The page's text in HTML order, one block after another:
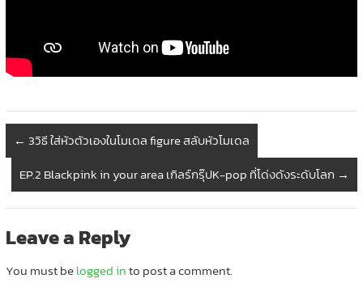
← 3วิธี ใส่หัวตัวเองในโมเดล figure สลับหัวโมเดล
EP.2 Blackpink in your area เกิลร์กรุ๊ปK-pop ที่โด่งดังระดับโลก →
Leave a Reply
You must belogged into post a comment.